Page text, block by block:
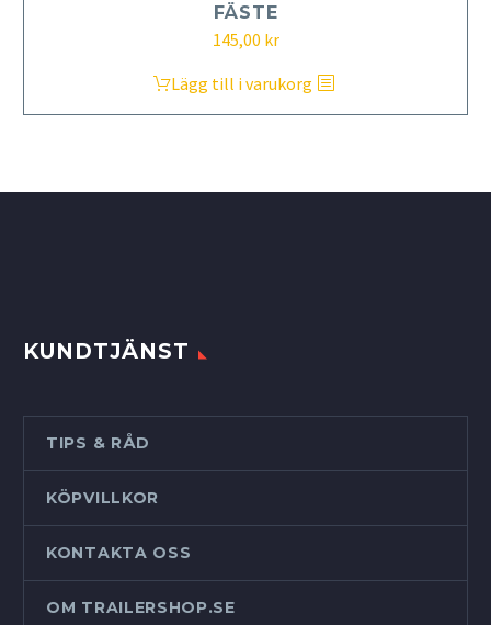
FÄSTE
145,00 kr
Lägg till i varukorg
KUNDTJÄNST
TIPS & RÅD
KÖPVILLKOR
KONTAKTA OSS
OM TRAILERSHOP.SE